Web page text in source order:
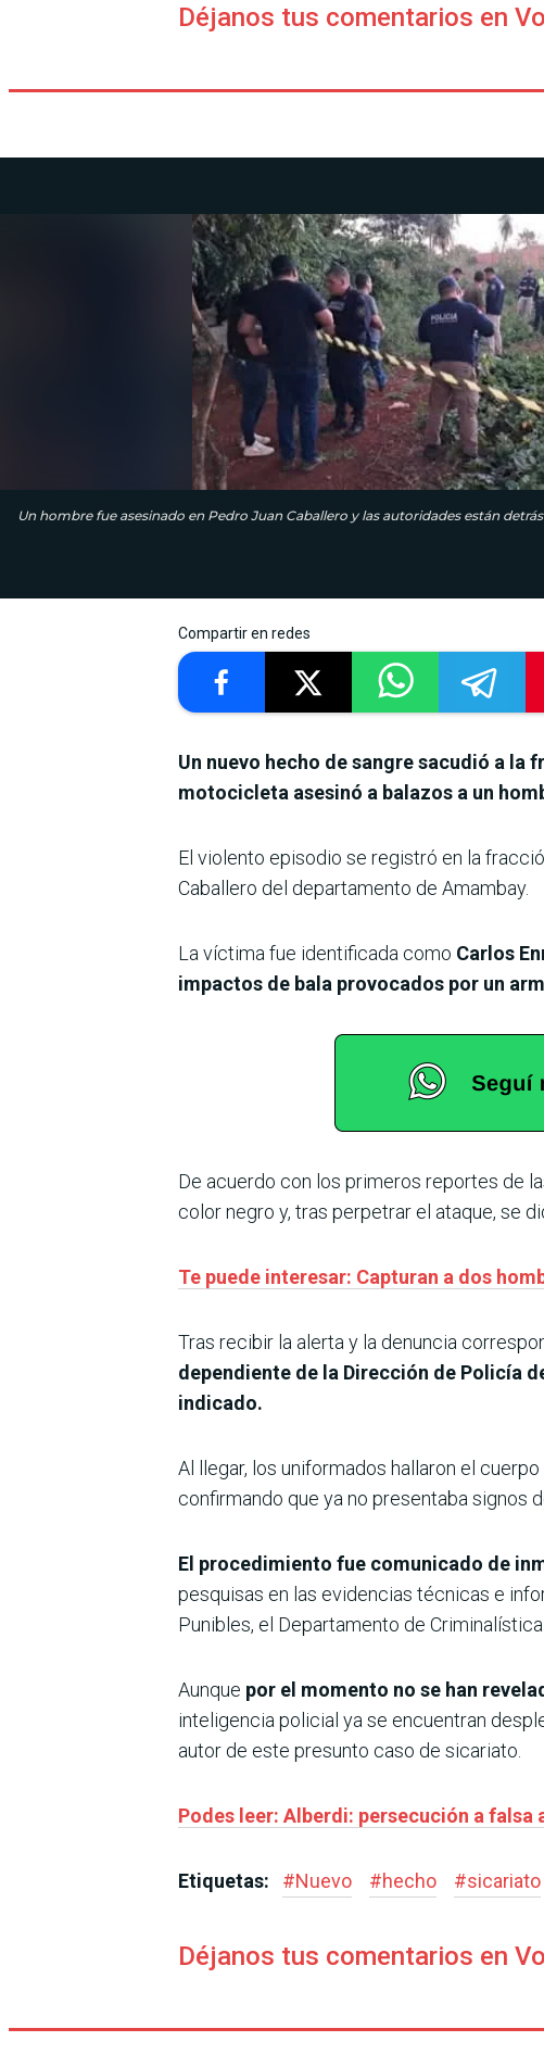
Déjanos tus comentarios en
Un hombre fue asesinado en Pedro Juan Caballero y las autoridades están
Compartir en redes
Un nuevo hecho de sangre sacudió a la
motocicleta asesinó a balazos a un
El violento episodio se registró en la
Caballero del departamento de Amambay.
La víctima fue identificada como Carlos
impactos de bala provocados por un
De acuerdo con los primeros reportes de
color negro y, tras perpetrar el ataque, se
Te puede interesar: Capturan a dos
Tras recibir la alerta y la denuncia
dependiente de la Dirección de Policía
indicado.
Al llegar, los uniformados hallaron el
confirmando que ya no presentaba signos
El procedimiento fue comunicado de
pesquisas en las evidencias técnicas e
Punibles, el Departamento de
Aunque por el momento no se han
inteligencia policial ya se encuentran
autor de este presunto caso de sicariato.
Podes leer: Alberdi: persecución a
Etiquetas: #Nuevo #hecho #sicariato
Déjanos tus comentarios en